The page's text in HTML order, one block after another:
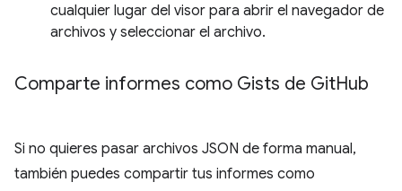
cualquier lugar del visor para abrir el navegador de
archivos y seleccionar el archivo.
Comparte informes como Gists de GitHub
Si no quieres pasar archivos JSON de forma manual,
también puedes compartir tus informes como